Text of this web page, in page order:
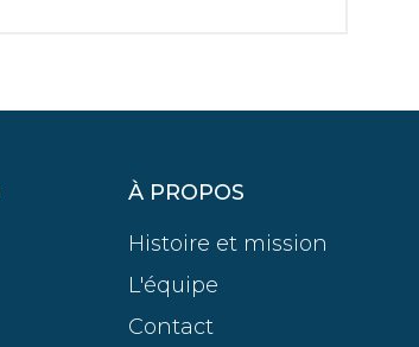
À PROPOS
Histoire et mission
L'équipe
Contact